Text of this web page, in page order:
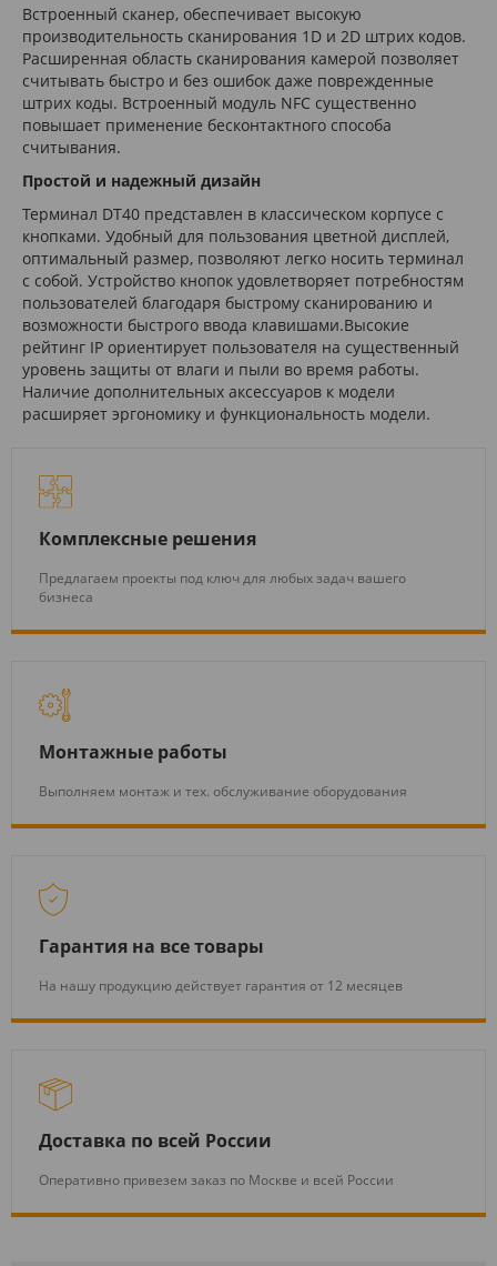
Встроенный сканер, обеспечивает высокую
производительность сканирования 1D и 2D штрих кодов.
Расширенная область сканирования камерой позволяет
считывать быстро и без ошибок даже поврежденные
штрих коды. Встроенный модуль NFC существенно
повышает применение бесконтактного способа
считывания.
Простой и надежный дизайн
Терминал DT40 представлен в классическом корпусе с
кнопками. Удобный для пользования цветной дисплей,
оптимальный размер, позволяют легко носить терминал
с собой. Устройство кнопок удовлетворяет потребностям
пользователей благодаря быстрому сканированию и
возможности быстрого ввода клавишами.Высокие
рейтинг IP ориентирует пользователя на существенный
уровень защиты от влаги и пыли во время работы.
Наличие дополнительных аксессуаров к модели
расширяет эргономику и функциональность модели.
Комплексные решения
Предлагаем проекты под ключ для любых задач вашего
бизнеса
Монтажные работы
Выполняем монтаж и тех. обслуживание оборудования
Гарантия на все товары
На нашу продукцию действует гарантия от 12 месяцев
Доставка по всей России
Оперативно привезем заказ по Москве и всей России